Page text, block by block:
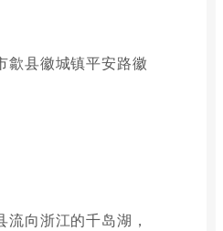
歙县徽城镇平安路徽
流向浙江的千岛湖，